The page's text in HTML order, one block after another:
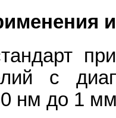
с
нм до 1